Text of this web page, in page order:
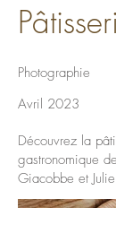
Photographie
Avril 2023
Découvrez la
gastronomique
Giacobbe et